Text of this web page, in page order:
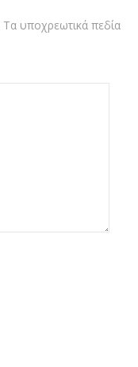
Τα υποχρεωτικά πεδία